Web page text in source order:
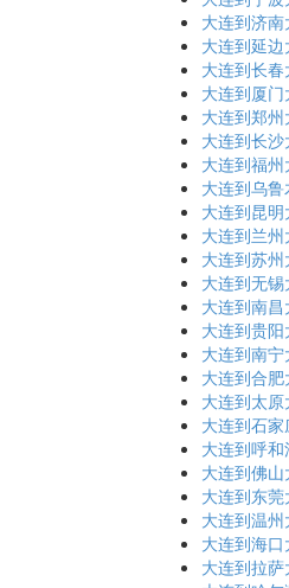
大连到济
大连到延
大连到长
大连到厦
大连到郑
大连到长
大连到福
大连到乌
大连到昆
大连到兰
大连到苏
大连到无
大连到南
大连到贵
大连到南
大连到合
大连到太
大连到石
大连到呼
大连到佛
大连到东
大连到温
大连到海
大连到拉